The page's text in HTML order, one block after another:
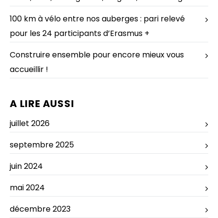
100 km à vélo entre nos auberges : pari relevé
pour les 24 participants d’Erasmus +
Construire ensemble pour encore mieux vous
accueillir !
A LIRE AUSSI
juillet 2026
septembre 2025
juin 2024
mai 2024
décembre 2023